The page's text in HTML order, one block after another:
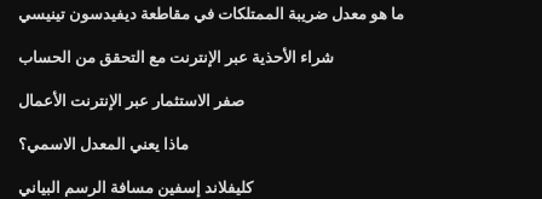
ما هو معدل ضريبة الممتلكات في مقاطعة ديفيدسون تينيسي
شراء الأحذية عبر الإنترنت مع التحقق من الحساب
صفر الاستثمار عبر الإنترنت الأعمال
ماذا يعني المعدل الاسمي؟
كليفلاند إسفين مسافة الرسم البياني